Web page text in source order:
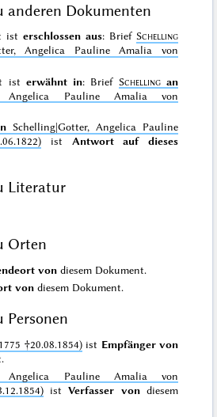
anderen Dokumenten
ist erschlossen aus: Brief Schelling
Angelica Pauline Amalia von
ist erwähnt in: Brief Schelling an
Angelica Pauline Amalia von
Schelling|Gotter, Angelica Pauline
ist Antwort auf dieses
Literatur
Orten
von diesem Dokument.
von diesem Dokument.
Personen
†20.08.1854) ist Empfänger von
Angelica Pauline Amalia von
istVerfasser vondiesem